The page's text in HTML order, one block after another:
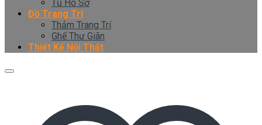
Tủ Hồ Sơ
Đồ Trang Trí
Thảm Trang Trí
Ghế Thư Giãn
Thiết Kế Nội Thất